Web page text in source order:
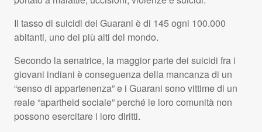
Il tasso di suicidi dei Guarani è di 145 ogni 100.000
abitanti, uno dei più alti del mondo.
Secondo la senatrice, la maggior parte dei suicidi fra i
giovani indiani è conseguenza della mancanza di un
“senso di appartenenza” e i Guarani sono vittime di un
reale “apartheid sociale” perché le loro comunità non
possono esercitare i loro diritti.